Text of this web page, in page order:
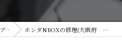
ブログ ホンダNBOXの修理(大阪府 岸和田市の板金塗装屋AFK)